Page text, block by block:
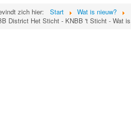
zich hier: Start
Wat is nieuw?
District Het Sticht - KNBB 't Sticht - Wat